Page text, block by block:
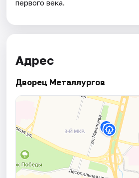
первого века.
Адрес
Дворец Металлургов